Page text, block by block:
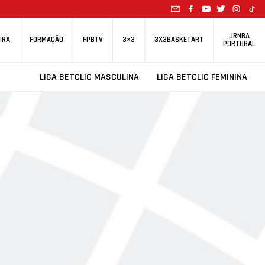
FORMAÇÃO FPBTV 3×3 3X3BASKETART JRNBA
PORTUGAL
LIGA BETCLIC MASCULINA LIGA BETCLIC FEMININA